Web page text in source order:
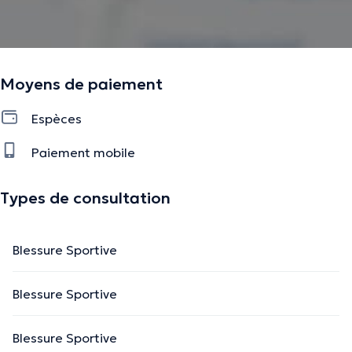
Moyens de paiement
Espèces
Paiement mobile
Types de consultation
Blessure Sportive
Blessure Sportive
Blessure Sportive